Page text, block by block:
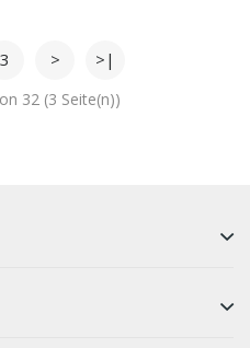
3 > >|
32 (3 Seite(n))